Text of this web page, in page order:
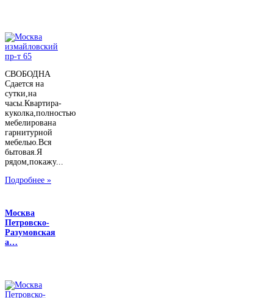
СВОБОДНА
Сдается на
сутки,на
часы.Квартира-
куколка,полностью
мебелирована
гарнитурной
мебелью.Вся
бытовая.Я
рядом,покажу...
Подробнее »
Москва
Петровско-
Разумовская
а…